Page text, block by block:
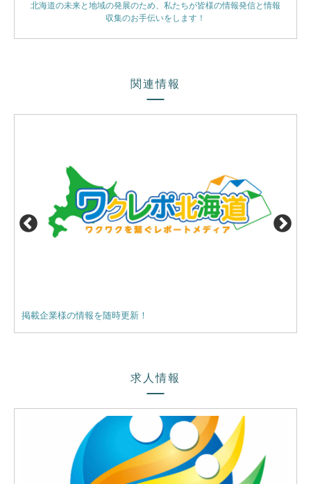
北海道の未来と地域の発展のため、私たちが皆様の情報発信と情報
収集のお手伝いをします！
関連情報
掲載企業様の情報を随時更新！
求人情報